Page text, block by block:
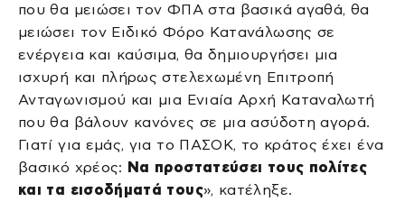
που θα μειώσει τον ΦΠΑ στα βασικά αγαθά, θα
μειώσει τον Ειδικό Φόρο Κατανάλωσης σε
ενέργεια και καύσιμα, θα δημιουργήσει μια
ισχυρή και πλήρως στελεχωμένη Επιτροπή
Ανταγωνισμού και μια Ενιαία Αρχή Καταναλωτή
που θα βάλουν κανόνες σε μια ασύδοτη αγορά.
Γιατί για εμάς, για το ΠΑΣΟΚ, το κράτος έχει ένα
βασικό χρέος: Να προστατεύσει τους πολίτες
και τα εισοδήματά τους», κατέληξε.